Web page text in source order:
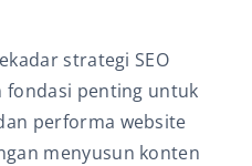
strategi SEO
fondasi penting untuk
performa website
menyusun konten